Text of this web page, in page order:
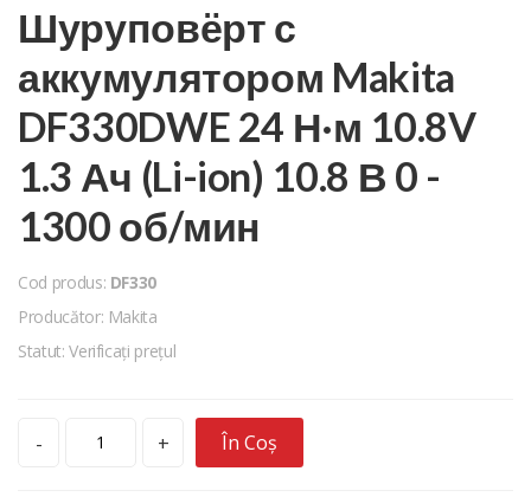
Шуруповёрт с
аккумулятором Makita
DF330DWE 24 Н·м 10.8V
1.3 Ач (Li-ion) 10.8 В 0 -
1300 об/мин
Cod produs: DF330
Producător: Makita
Statut: Verificați prețul
- + În Coș